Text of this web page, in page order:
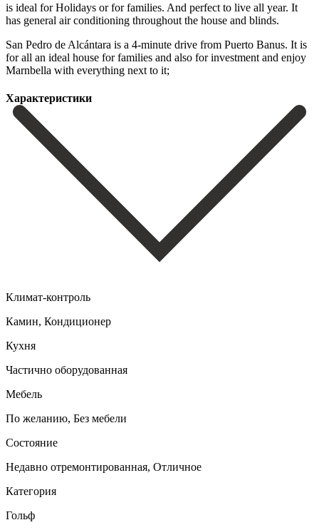
is ideal for Holidays or for families. And perfect to live all year. It
has general air conditioning throughout the house and blinds.
San Pedro de ‌Alcántara ‌is ‌a ‌4-minute drive ‌from Puerto ‌Banus. It is
for all an ideal house ‌for families ‌and also ‌for investment and ‌enjoy
‌Marnbella ‌with ‌everything ‌next ‌to ‌it;
Характеристики
Климат-контроль
Камин, Кондиционер
Кухня
Частично оборудованная
Мебель
По желанию, Без мебели
Состояние
Недавно отремонтированная, Отличное
Категория
Гольф